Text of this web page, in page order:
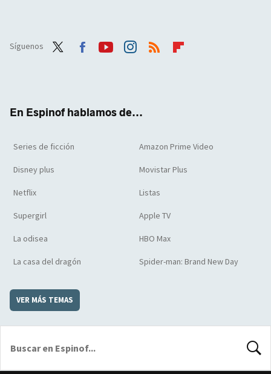
Síguenos
En Espinof hablamos de...
Series de ficción Amazon Prime Video
Disney plus Movistar Plus
Netflix Listas
Supergirl Apple TV
La odisea HBO Max
La casa del dragón Spider-man: Brand New Day
VER MÁS TEMAS